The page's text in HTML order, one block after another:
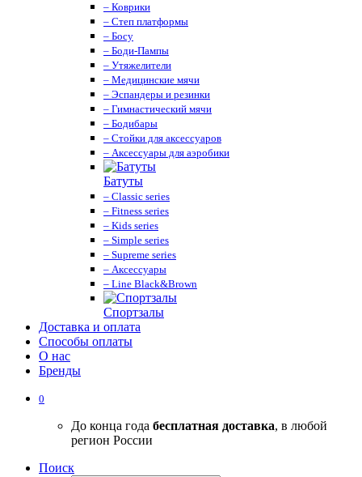
– Коврики
– Степ платформы
– Босу
– Боди-Пампы
– Утяжелители
– Медицинские мячи
– Эспандеры и резинки
– Гимнастический мячи
– Бодибары
– Стойки для аксессуаров
– Аксессуары для аэробики
Батуты
– Classic series
– Fitness series
– Kids series
– Simple series
– Supreme series
– Аксессуары
– Line Black&Brown
Спортзалы
Доставка и оплата
Способы оплаты
О нас
Бренды
0
До конца года бесплатная доставка, в любой
регион России
Поиск